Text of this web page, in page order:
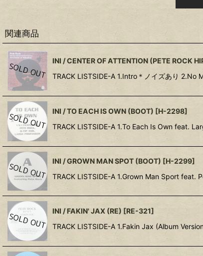
関連商品
INI / CENTER OF ATTENTION (PETE ROCK
TRACK LISTSIDE-A 1.Intro＊ノイズあり
INI / TO EACH IS OWN (BOOT) [H-2298]
TRACK LISTSIDE-A 1.To Each Is Own feat.
INI / GROWN MAN SPOT (BOOT) [H-2299]
TRACK LISTSIDE-A 1.Grown Man Sport
INI / FAKIN' JAX (RE) [RE-321]
TRACK LISTSIDE-A 1.Fakin Jax (Album